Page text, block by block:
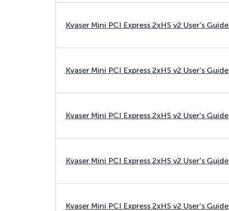
Kvaser Mini PCI Express 2xHS v2 User's Guide
Kvaser Mini PCI Express 2xHS v2 User's Guide
Kvaser Mini PCI Express 2xHS v2 User's Guide
Kvaser Mini PCI Express 2xHS v2 User's Guide
Kvaser Mini PCI Express 2xHS v2 User's Guide